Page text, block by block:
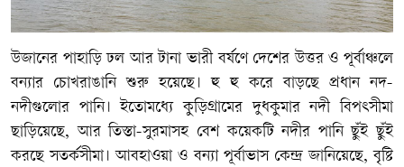
উজানের পাহাড়ি ঢল আর টানা ভারী বর্ষণে দেশের উত্তর ও পূর্বাঞ্চলে
বন্যার চোখরাঙানি শুরু হয়েছে। হু হু করে বাড়ছে প্রধান নদ-
নদীগুলোর পানি। ইতোমধ্যে কুড়িগ্রামের দুধকুমার নদী বিপৎসীমা
ছাড়িয়েছে, আর তিস্তা-সুরমাসহ বেশ কয়েকটি নদীর পানি ছুঁই ছুঁই
করছে সতর্কসীমা। আবহাওয়া ও বন্যা পূর্বাভাস কেন্দ্র জানিয়েছে, বৃষ্টি